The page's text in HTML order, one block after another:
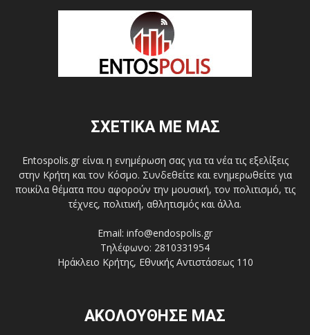
ΣΧΕΤΙΚΑ ΜΕ ΜΑΣ
Entospolis.gr είναι η ενημέρωση σας για τα νέα τις εξελίξεις
στην Κρήτη και τον Κόσμο. Συνδεθείτε και ενημερωθείτε για
ποικίλα θέματα που αφορούν την μουσική, τον πολιτισμό, τις
τέχνες, πολιτική, αθλητισμός και άλλα.
Email: info@endospolis.gr
Τηλέφωνο: 2810331954
Ηράκλειο Κρήτης, Εθνικής Αντιστάσεως 110
ΑΚΟΛΟΥΘΗΣΕ ΜΑΣ